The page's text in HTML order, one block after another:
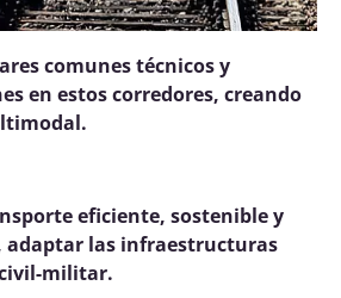
comunes técnicos y
en estos corredores, creando
eficiente, sostenible y
adaptar las infraestructuras
militar.